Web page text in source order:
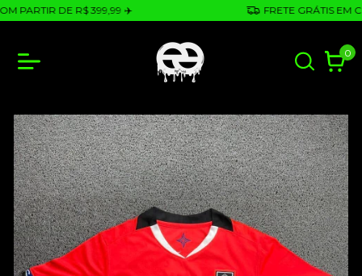
DE R$ 399,99 ✈️ FRETE GRÁTIS EM
0